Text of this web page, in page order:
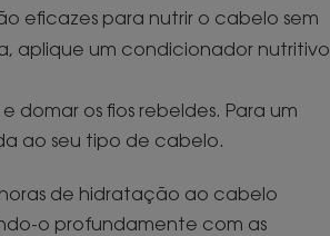
eficazes para nutrir o cabelo sem
aplique um condicionador nutritivo
domar os fios rebeldes. Para um
ao seu tipo de cabelo.
de hidratação ao cabelo
o profundamente com as